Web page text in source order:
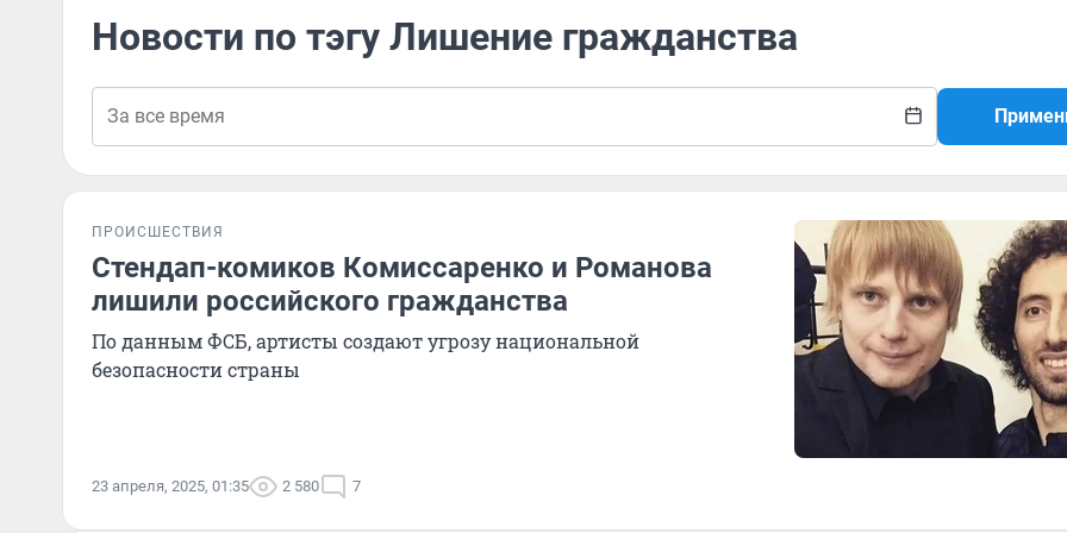
Новости по тэгу Лишение гражданства
ПРОИСШЕСТВИЯ
Стендап-комиков Комиссаренко и Романова
лишили российского гражданства
По данным ФСБ, артисты создают угрозу национальной
безопасности страны
23 апреля, 2025, 01:35 2 580 7